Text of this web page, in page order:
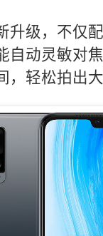
升级，不仅
自动灵敏对
，轻松拍出大